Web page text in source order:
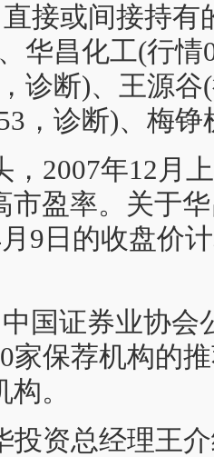
接或间接持有
华昌化工(行
诊断)、王源
，诊断)、梅
，2007年12月
市盈率。关于
9日的收盘价
国证券业协
家保荐机构的
。
投资总经理王